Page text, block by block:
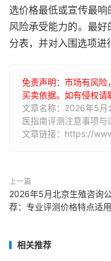
选价格最低或宣传最
风险承受能力的。最
分表，并对入围选项进
免责声明：市场有风险
买卖依据。如有侵权请
文章名称：2026年5月
医指南评测注意事项与
文章链接：https://
上一篇
2026年5月北京生殖咨询
荐：专业评测价格特点适
相关推荐